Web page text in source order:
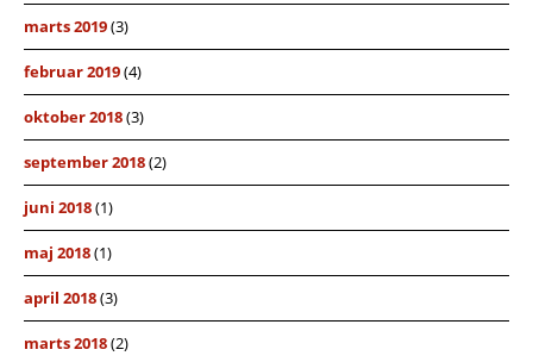
marts 2019(3)
februar 2019(4)
oktober 2018(3)
september 2018(2)
juni 2018(1)
maj 2018(1)
april 2018(3)
marts 2018(2)